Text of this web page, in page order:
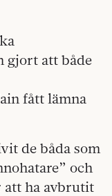
gjort att både
fått lämna
de båda som
och
att ha avbrutit